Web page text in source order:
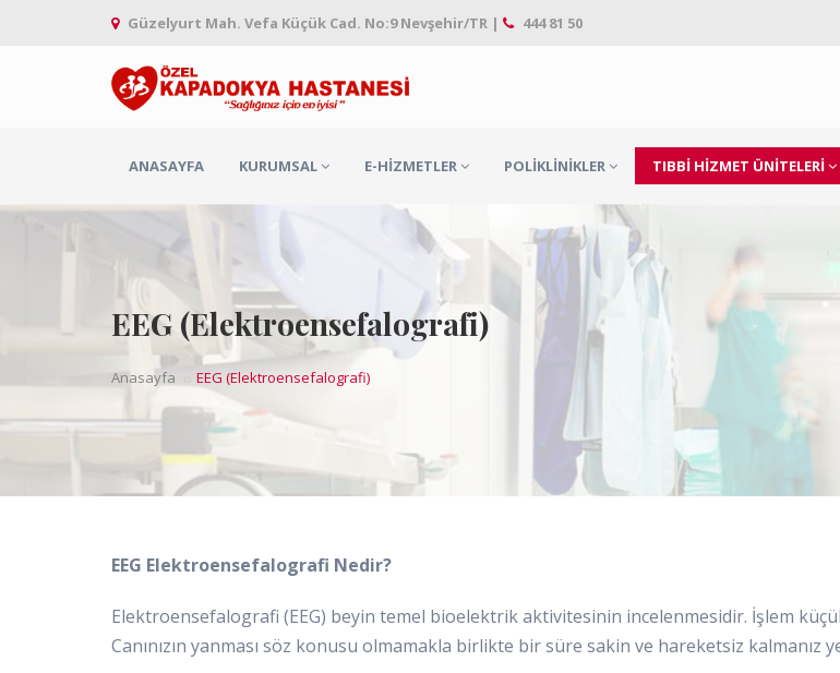
Güzelyurt Mah. Vefa Küçük Cad. No:9 Nevşehir/TR | 444 81 50
ANASAYFA KURUMSAL E-HIZMETLER POLIKLINIKLER TIBBI HIZMET ÜNITELERI
EEG (Elektroensefalografi)
Anasayfa EEG (Elektroensefalografi)
EEG Elektroensefalografi Nedir?
Elektroensefalografi (EEG) beyin temel bioelektrik aktivitesinin incelenmesidir. İşlem
Canınızın yanması söz konusu olmamakla birlikte bir süre sakin ve hareketsiz kalmanız